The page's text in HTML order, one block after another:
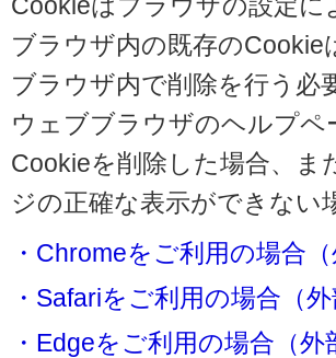
ブラウザ内の既存の
ブラウザ内で削除を行う必
ウェブブラウザのヘルプ
Cookieを削除した場合、ま
ジの正確な表示ができな
・Chromeをご利用の場合
・Safariをご利用の場合（
・Edgeをご利用の場合（